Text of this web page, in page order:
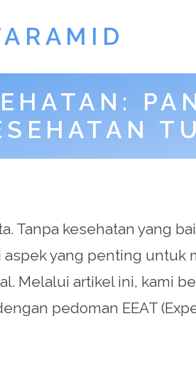
Tanpa kesehatan yang
yang penting untuk
Melalui artikel ini, kami
pedoman EEAT